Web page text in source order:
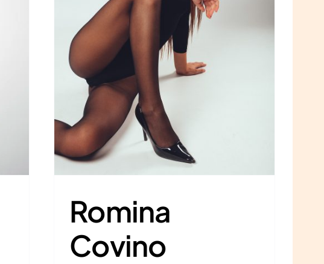
Romina
Covino